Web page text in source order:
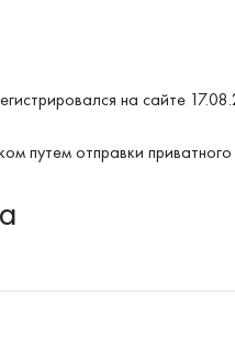
на сайте
путем отправки